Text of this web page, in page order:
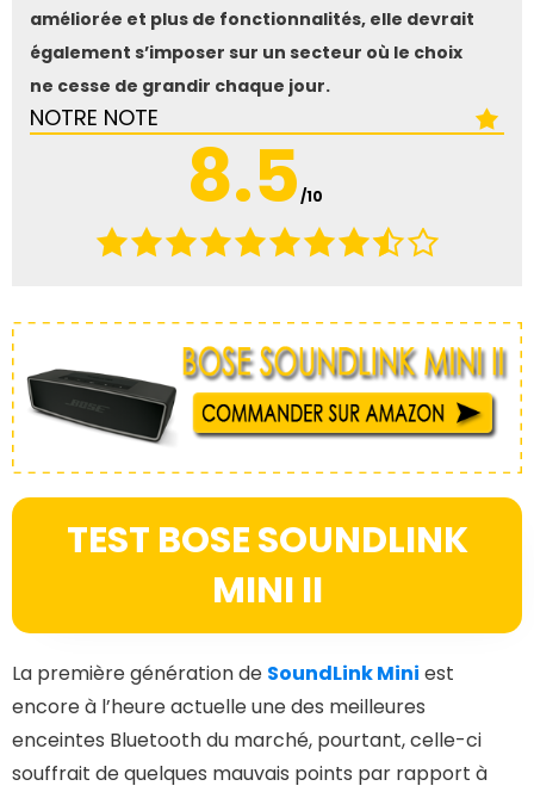
améliorée et plus de fonctionnalités, elle devrait
également s’imposer sur un secteur où le choix
ne cesse de grandir chaque jour.
NOTRE NOTE
8.5/10
TEST BOSE SOUNDLINK
MINI II
La première génération de SoundLink Mini est
encore à l’heure actuelle une des meilleures
enceintes Bluetooth du marché, pourtant, celle-ci
souffrait de quelques mauvais points par rapport à